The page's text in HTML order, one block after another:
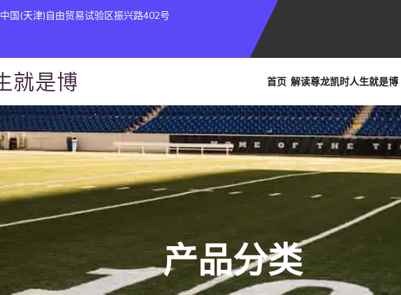
中国(天津)自由贸易试验区振兴路402号
首页 解读尊龙凯时人生就是博
产品分类